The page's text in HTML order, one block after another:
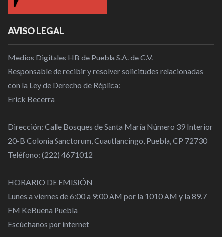
AVISO LEGAL
Medios Digitales HB de Puebla S.A. de C.V.
Responsable de recibir y resolver solicitudes relacionadas
con la Ley de Derecho de Réplica:
Erick Becerra
Dirección: Calle Bosques de Santa María Número 39 Interior
20-B Colonia Sanctorum, Cuautlancingo, Puebla, CP 72730
Teléfono: (222) 4671012
HORARIO DE EMISIÓN
Lunes a viernes de 6:00 a 9:00 AM por la 1010 AM y la 89.7
FM KeBuena Puebla
Escúchanos por internet